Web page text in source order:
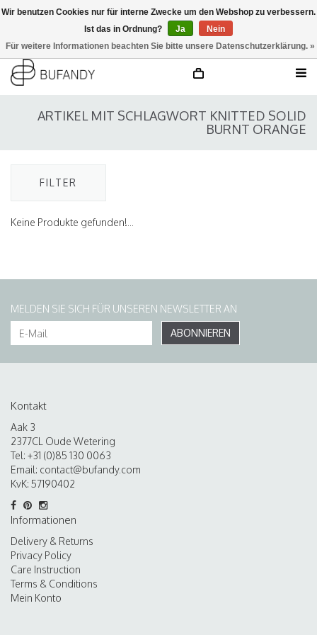
ARTIKEL MIT SCHLAGWORT KNITTED SOLID
BURNT ORANGE
FILTER
Keine Produkte gefunden!...
MELDEN SIE SICH FÜR UNSEREN NEWSLETTER AN
ABONNIEREN
Kontakt
Aak 3
2377CL Oude Wetering
Tel: +31 (0)85 130 0063
Email: contact@bufandy.com
KvK: 57190402
Informationen
Delivery & Returns
Privacy Policy
Care Instruction
Terms & Conditions
Mein Konto
Wir benutzen Cookies nur für interne Zwecke um den Webshop zu verbessern.
Ist das in Ordnung?
Ja
Nein
Für weitere Informationen beachten Sie bitte unsere Datenschutzerklärung. »